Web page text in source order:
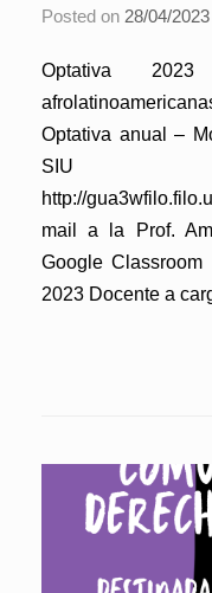
Posted on 28/04/2023
Optativa
Optativa anual –
SIU
http://
mail a la Prof.
Google
2023 Docente a